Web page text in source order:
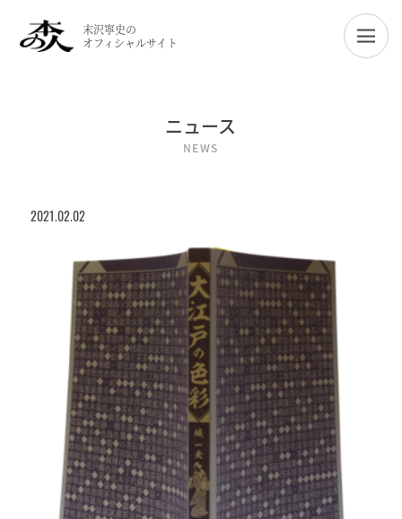
末沢寧史の
オフィシャルサイト
ニュース
NEWS
2021.02.02